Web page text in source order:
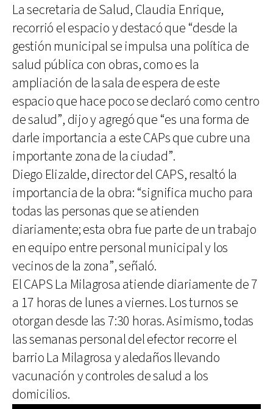
La secretaria de Salud, Claudia Enrique,
recorrió el espacio y destacó que “desde la
gestión municipal se impulsa una política de
salud pública con obras, como es la
ampliación de la sala de espera de este
espacio que hace poco se declaró como centro
de salud”, dijo y agregó que “es una forma de
darle importancia a este CAPs que cubre una
importante zona de la ciudad”.
Diego Elizalde, director del CAPS, resaltó la
importancia de la obra: “significa mucho para
todas las personas que se atienden
diariamente; esta obra fue parte de un trabajo
en equipo entre personal municipal y los
vecinos de la zona”, señaló.
El CAPS La Milagrosa atiende diariamente de 7
a 17 horas de lunes a viernes. Los turnos se
otorgan desde las 7:30 horas. Asimismo, todas
las semanas personal del efector recorre el
barrio La Milagrosa y aledaños llevando
vacunación y controles de salud a los
domicilios.